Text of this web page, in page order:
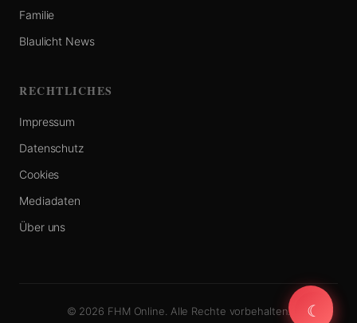
Familie
Blaulicht News
RECHTLICHES
Impressum
Datenschutz
Cookies
Mediadaten
Über uns
© 2026 FHM Online. Alle Rechte vorbehalten.
☾
☾